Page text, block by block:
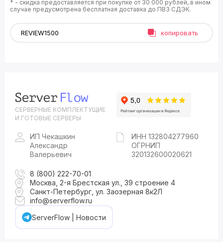
* - скидка предоставляется при покупке от 30 000 рублей, в ином
случае предусмотрена бесплатная доставка до ПВЗ СДЭК.
копировать
СЕРВЕРНЫЕ КОМПЛЕКТУЩИЕ
И ГОТОВЫЕ СЕРВЕРЫ
ИП Чекашкин
Александр
Валерьевич
ИНН 132804277960
ОГРНИП
320132600020621
8 (800) 222-70-01
Москва, 2-я Брестская ул., 39 строение 4
Санкт-Петербург, ул. Заозерная 8к2Л
info@serverflow.ru
ServerFlow | Новости